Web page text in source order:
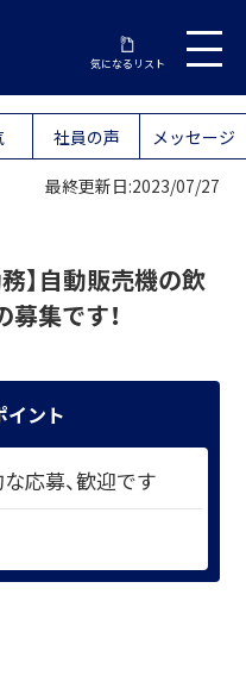
気になるリスト
社員の声 メッセージ
最終更新日:2023/07/27
】自動販売機の飲
集です！
イント
応募、歓迎です